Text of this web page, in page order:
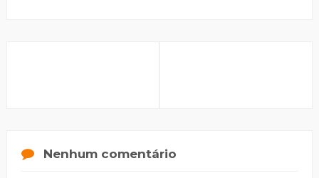
Nenhum comentário